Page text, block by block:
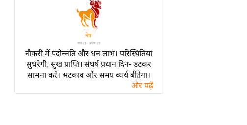
फिल्म समीक्षा
लाइफस्टाइल
टेक्नॉलॉजी
नौकरी में पदोन्नति और धन लाभ। परिस्थितियां
सुधरेगी, सुख प्राप्ति। संघर्ष प्रधान दिन- डटकर
सामना करें। भटकाव और समय व्यर्थ बीतेगा।
और पढ़ें